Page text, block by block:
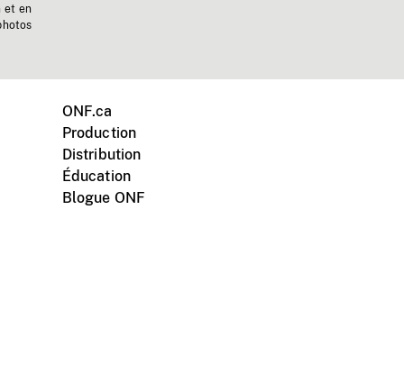
et en
ONF.ca
Production
Distribution
Éducation
Blogue ONF